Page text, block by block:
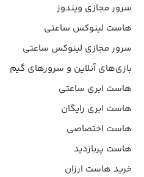
سرور مجازی ویندوز
هاست لینوکس ساعتی
سرور مجازی لینوکس ساعتی
بازی‌های آنلاین و سرورهای گیم
هاست ابری ساعتی
هاست ابری رایگان
هاست اختصاصی
هاست پربازدید
خرید هاست ارزان